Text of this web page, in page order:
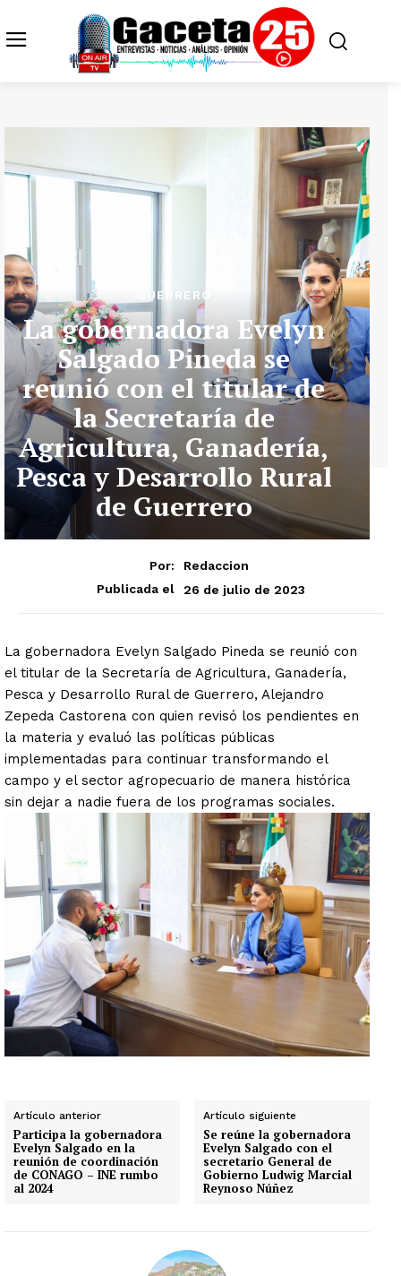
GUERRERO
La gobernadora Evelyn
Salgado Pineda se
reunió con el titular de
la Secretaría de
Agricultura, Ganadería,
Pesca y Desarrollo Rural
de Guerrero
Por:
Redaccion
Publicada el
26 de julio de 2023
La gobernadora Evelyn Salgado Pineda se reunió con
el titular de la Secretaría de Agricultura, Ganadería,
Pesca y Desarrollo Rural de Guerrero, Alejandro
Zepeda Castorena con quien revisó los pendientes en
la materia y evaluó las políticas públicas
implementadas para continuar transformando el
campo y el sector agropecuario de manera histórica
sin dejar a nadie fuera de los programas sociales.
Artículo anterior
Participa la gobernadora
Evelyn Salgado en la
reunión de coordinación
de CONAGO – INE rumbo
al 2024
Artículo siguiente
Se reúne la gobernadora
Evelyn Salgado con el
secretario General de
Gobierno Ludwig Marcial
Reynoso Núñez